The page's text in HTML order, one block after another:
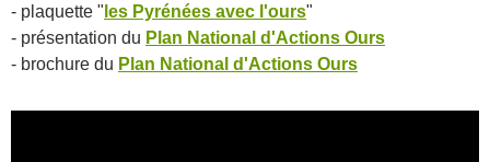
- plaquette " les Pyrénées avec l'ours"
- présentation du Plan National d'Actions Ours
- brochure du Plan National d'Actions Ours